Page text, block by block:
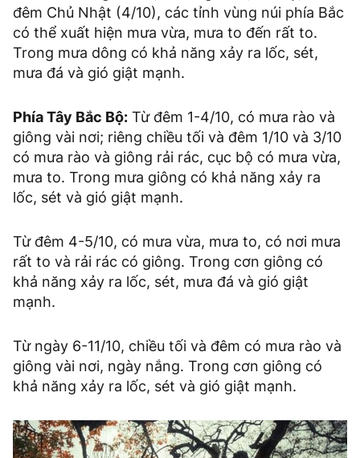
đêm Chủ Nhật (4/10), các tỉnh vùng núi phía Bắc
có thể xuất hiện mưa vừa, mưa to đến rất to.
Trong mưa dông có khả năng xảy ra lốc, sét,
mưa đá và gió giật mạnh.
Phía Tây Bắc Bộ: Từ đêm 1-4/10, có mưa rào và
giông vài nơi; riêng chiều tối và đêm 1/10 và 3/10
có mưa rào và giông rải rác, cục bộ có mưa vừa,
mưa to. Trong mưa giông có khả năng xảy ra
lốc, sét và gió giật mạnh.
Từ đêm 4-5/10, có mưa vừa, mưa to, có nơi mưa
rất to và rải rác có giông. Trong cơn giông có
khả năng xảy ra lốc, sét, mưa đá và gió giật
mạnh.
Từ ngày 6-11/10, chiều tối và đêm có mưa rào và
giông vài nơi, ngày nắng. Trong cơn giông có
khả năng xảy ra lốc, sét và gió giật mạnh.